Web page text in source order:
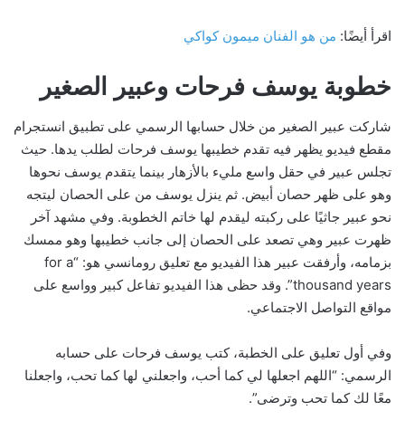
اقرأ أيضًا: من هو الفنان ميمون كواكي
خطوبة يوسف فرحات وعبير الصغير
شاركت عبير الصغير من خلال حسابها الرسمي على تطبيق انستجرام
مقطع فيديو يظهر فيه تقدم خطيبها يوسف فرحات لطلب يدها. حيث
تجلس عبير في حقل واسع مليء بالأزهار بينما يتقدم يوسف نحوها
وهو على ظهر حصان أبيض. ثم ينزل يوسف من على الحصان ليتجه
نحو عبير جاثيًا على ركبته ليقدم لها خاتم الخطوبة. وفي مشهد آخر
ظهرت عبير وهي تصعد على الحصان إلى جانب خطيبها وهو ممسك
بزمامه، وأرفقت عبير هذا الفيديو مع تعليق رومانسي هو: “for a
thousand years”. وقد حظى هذا الفيديو تفاعل كبير وواسع على
مواقع التواصل الاجتماعي.
وفي أول تعليق على الخطبة، كتب يوسف فرحات على حسابه
الرسمي: “اللهم اجعلها لي كما أحب، واجعلني لها كما تحب، واجعلنا
معًا لك كما تحب وترضى”.